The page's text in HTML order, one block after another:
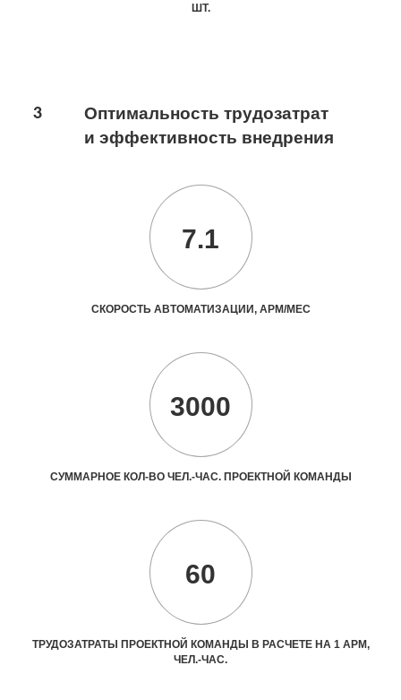
ШТ.
3
Оптимальность трудозатрат
и эффективность внедрения
7.1
СКОРОСТЬ АВТОМАТИЗАЦИИ, АРМ/МЕС
3000
СУММАРНОЕ КОЛ-ВО ЧЕЛ.-ЧАС. ПРОЕКТНОЙ КОМАНДЫ
60
ТРУДОЗАТРАТЫ ПРОЕКТНОЙ КОМАНДЫ В РАСЧЕТЕ НА 1 АРМ,
ЧЕЛ.-ЧАС.